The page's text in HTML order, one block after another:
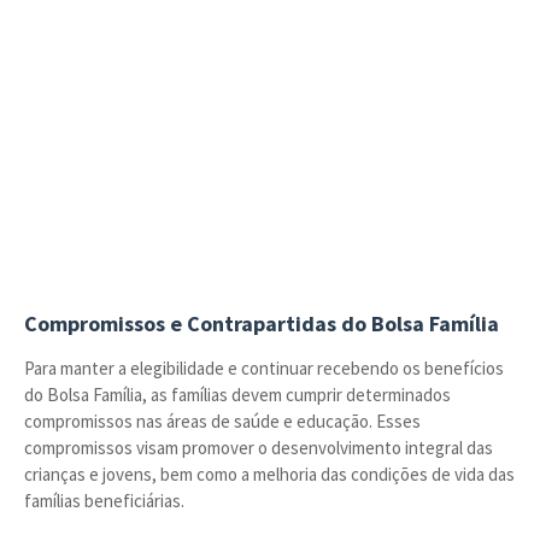
Compromissos e Contrapartidas do Bolsa Família
Para manter a elegibilidade e continuar recebendo os benefícios
do Bolsa Família, as famílias devem cumprir determinados
compromissos nas áreas de saúde e educação. Esses
compromissos visam promover o desenvolvimento integral das
crianças e jovens, bem como a melhoria das condições de vida das
famílias beneficiárias.